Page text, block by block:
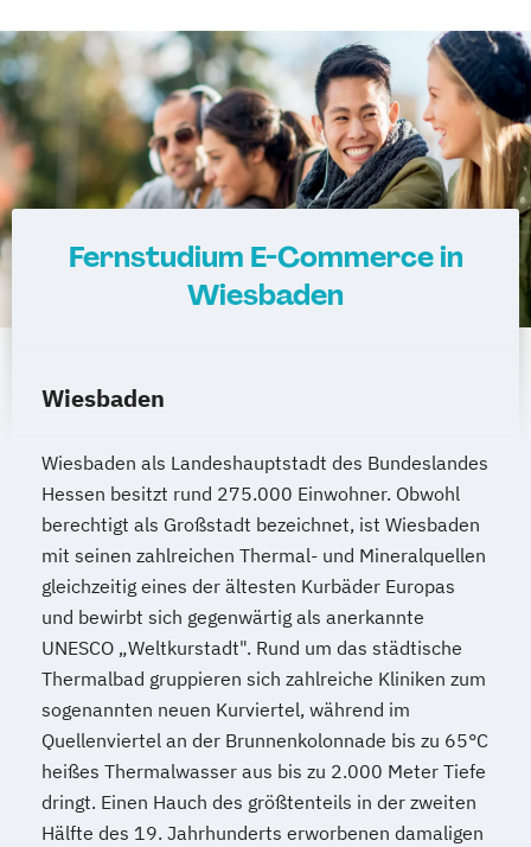
Fernstudium E-Commerce in
Wiesbaden
Wiesbaden
Wiesbaden als Landeshauptstadt des Bundeslandes
Hessen besitzt rund 275.000 Einwohner. Obwohl
berechtigt als Großstadt bezeichnet, ist Wiesbaden
mit seinen zahlreichen Thermal- und Mineralquellen
gleichzeitig eines der ältesten Kurbäder Europas
und bewirbt sich gegenwärtig als anerkannte
UNESCO „Weltkurstadt". Rund um das städtische
Thermalbad gruppieren sich zahlreiche Kliniken zum
sogenannten neuen Kurviertel, während im
Quellenviertel an der Brunnenkolonnade bis zu 65°C
heißes Thermalwasser aus bis zu 2.000 Meter Tiefe
dringt. Einen Hauch des größtenteils in der zweiten
Hälfte des 19. Jahrhunderts erworbenen damaligen